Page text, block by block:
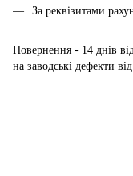
За реквізитами
Повернення - 14 днів
на заводські дефекти